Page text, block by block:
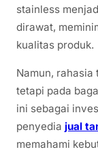
stainless
dirawat,
kualitas produk.
Namun,
tetapi pada
ini sebagai
penyedia jual
memahami